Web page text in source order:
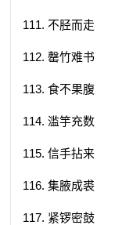
111. 不胫而走
112. 罄竹难书
113. 食不果腹
114. 滥竽充数
115. 信手拈来
116. 集腋成裘
117. 紧锣密鼓